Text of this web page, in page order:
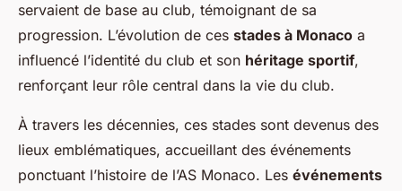
servaient de base au club, témoignant de sa
progression. L’évolution de ces stades à Monaco a
influencé l’identité du club et son héritage sportif,
renforçant leur rôle central dans la vie du club.
À travers les décennies, ces stades sont devenus des
lieux emblématiques, accueillant des événements
ponctuant l’histoire de l’AS Monaco. Les événements